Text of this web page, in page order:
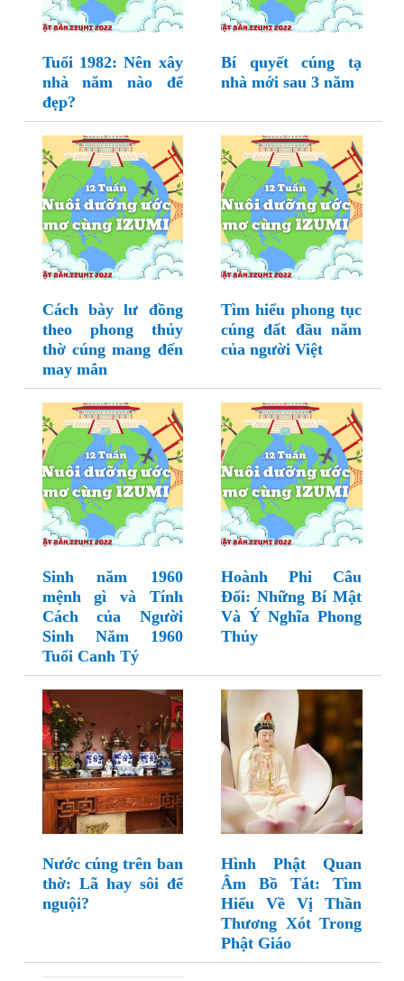
Tuổi 1982: Nên xây
nhà năm nào để
đẹp?
Bí quyết cúng tạ
nhà mới sau 3 năm
Cách bày lư đồng
theo phong thủy
thờ cúng mang đến
may mắn
Tìm hiểu phong tục
cúng đất đầu năm
của người Việt
Sinh năm 1960
mệnh gì và Tính
Cách của Người
Sinh Năm 1960
Tuổi Canh Tý
Hoành Phi Câu
Đối: Những Bí Mật
Và Ý Nghĩa Phong
Thủy
Nước cúng trên ban
thờ: Lã hay sôi để
nguội?
Hình Phật Quan
Âm Bồ Tát: Tìm
Hiểu Về Vị Thần
Thương Xót Trong
Phật Giáo